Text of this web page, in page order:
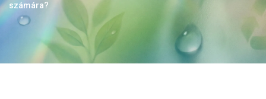
számára?